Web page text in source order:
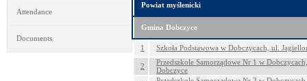
Attendance
Documents
Powiat myślenicki
Gmina Dobczyce
1 Szkoła Podstawowa w Dobczycach, ul.
2
Przedszkole Samorządowe Nr 1 w
Dobczyce